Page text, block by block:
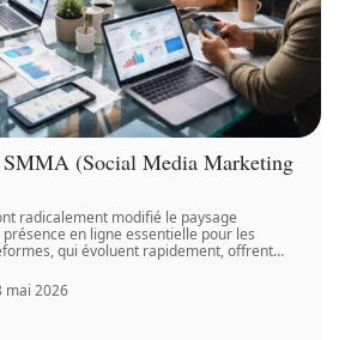
SMMA (Social Media Marketing
radicalement modifié le paysage
en ligne essentielle pour les
qui évoluent rapidement, offrent…
mai 2026